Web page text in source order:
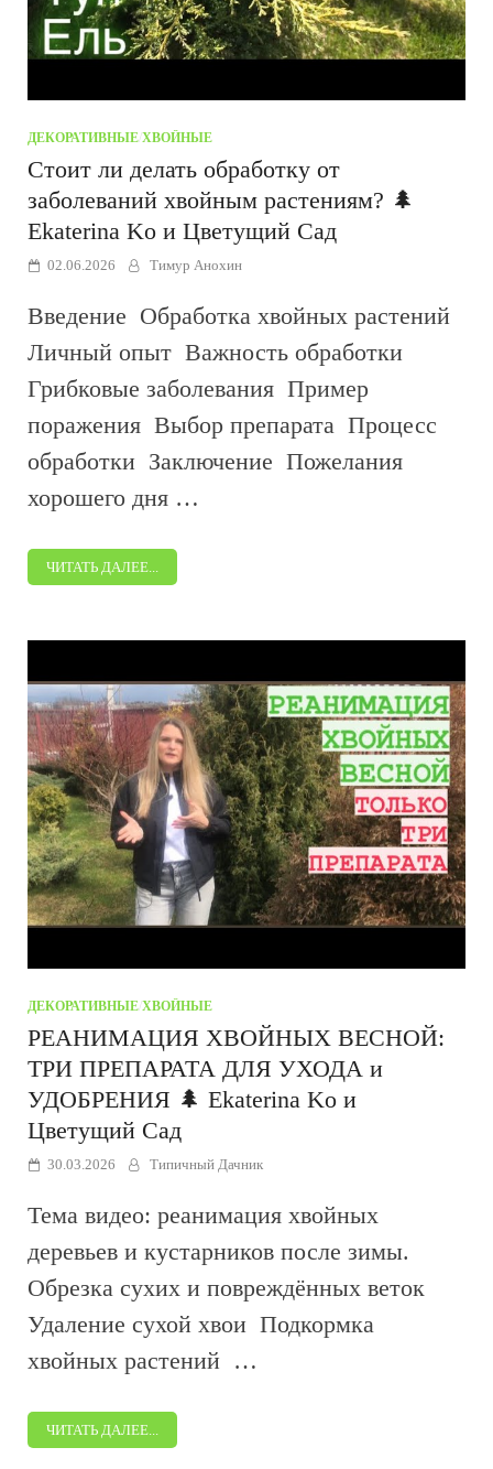
ДЕКОРАТИВНЫЕ ХВОЙНЫЕ
Стоит ли делать обработку от
заболеваний хвойным растениям? 🌲
Ekaterina Ko и Цветущий Сад
02.06.2026 Тимур Анохин
Введение Обработка хвойных растений
Личный опыт Важность обработки
Грибковые заболевания Пример
поражения Выбор препарата Процесс
обработки Заключение Пожелания
хорошего дня …
ЧИТАТЬ ДАЛЕЕ...
ДЕКОРАТИВНЫЕ ХВОЙНЫЕ
РЕАНИМАЦИЯ ХВОЙНЫХ ВЕСНОЙ:
ТРИ ПРЕПАРАТА ДЛЯ УХОДА и
УДОБРЕНИЯ 🌲 Ekaterina Ko и
Цветущий Сад
30.03.2026 Типичный Дачник
Тема видео: реанимация хвойных
деревьев и кустарников после зимы.
Обрезка сухих и повреждённых веток
Удаление сухой хвои Подкормка
хвойных растений …
ЧИТАТЬ ДАЛЕЕ...